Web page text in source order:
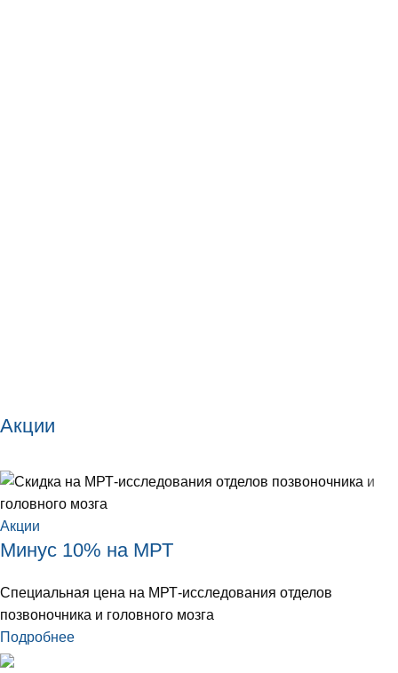
Акции
Акции
Минус 10% на МРТ
Специальная цена на МРТ-исследования отделов
позвоночника и головного мозга
Подробнее